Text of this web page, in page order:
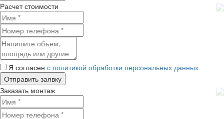
Расчет стоимости
Я согласен с политикой обработки персональных данных
Заказать монтаж